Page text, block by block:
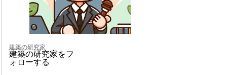
建築の研究家
建築の研究家をフ
ォローする